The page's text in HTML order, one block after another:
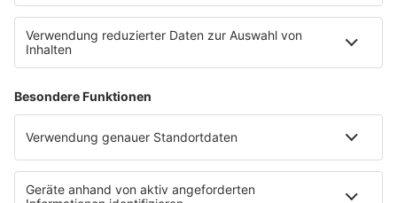
Partner
Radioplayer
Eisbären
Berliner Rundfunk 91.4
94,3 RS2